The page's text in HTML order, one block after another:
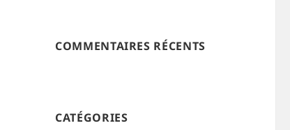
COMMENTAIRES RÉCENTS
CATÉGORIES